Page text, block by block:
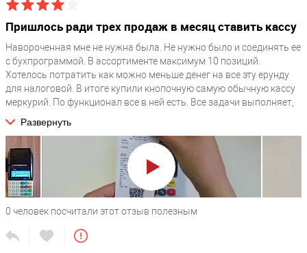
/upload/medialibrary/19b/Кассир.doc / /upload/medialibrary/d38/
Эксплуатация Меркурий-185Ф.pdf / /upload/medialibrary/a7e/
Паспорт Меркурий-185Ф.pdf / /upload/medialibrary/9fd/
Загрузчик 185Ф ККТ и ЧПМ.zip /
/upload/medialibrary/7c4/0sgpl7s0tf1a47d3a8jbs5c3b3d2mx00/
Показывать в ТОПЕ
1
Отображать на странице Автоматизация Бизнеса под Ключ
Производитель
Меркурий (Инкотекс)
Модель
Пришлось ради трех продаж в месяц ставить кассу
Навороченная мне не нужна была. Не нужно было и соединять ее
с бухпрограммой. В ассортименте максимум 10 позиций.
Хотелось потратить как можно меньше денег на все эту ерунду
для налоговой. В итоге купили кнопочную самую обычную кассу
меркурий. По функционал все в ней есть. Все задачи выполняет,
комбинациям всем этим пришлось привыкать. За эти деньги, что
она стоит, работать вполне можно.
Развернуть
0 человек посчитали этот отзыв полезным